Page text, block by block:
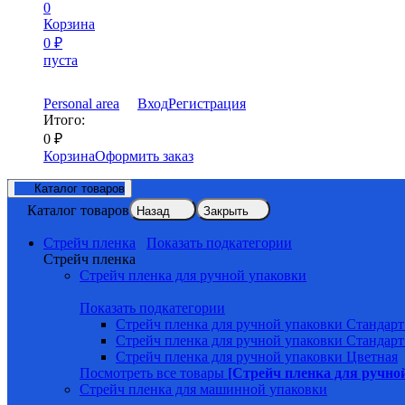
0
Корзина
0 ₽
пуста
Personal area ВходРегистрация
Итого:
0 ₽
КорзинаОформить заказ
Каталог товаров
Каталог товаров Назад Закрыть
Стрейч пленка
Показать подкатегории
Стрейч пленка
Стрейч пленка для ручной упаковки
Показать подкатегории
Стрейч пленка для ручной упаковки
Стрейч пленка для ручной упаковки
Стрейч пленка для ручной упаковки Цветная
Посмотреть все товары [Стрейч пленка для
Стрейч пленка для машинной упаковки